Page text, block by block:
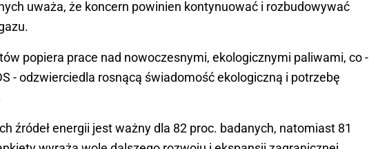
uważa, że koncern powinien kontynuować i rozbudowywać
popiera prace nad nowoczesnymi, ekologicznymi paliwami, co -
- odzwierciedla rosnącą świadomość ekologiczną i potrzebę
źródeł energii jest ważny dla 82 proc. badanych, natomiast 81